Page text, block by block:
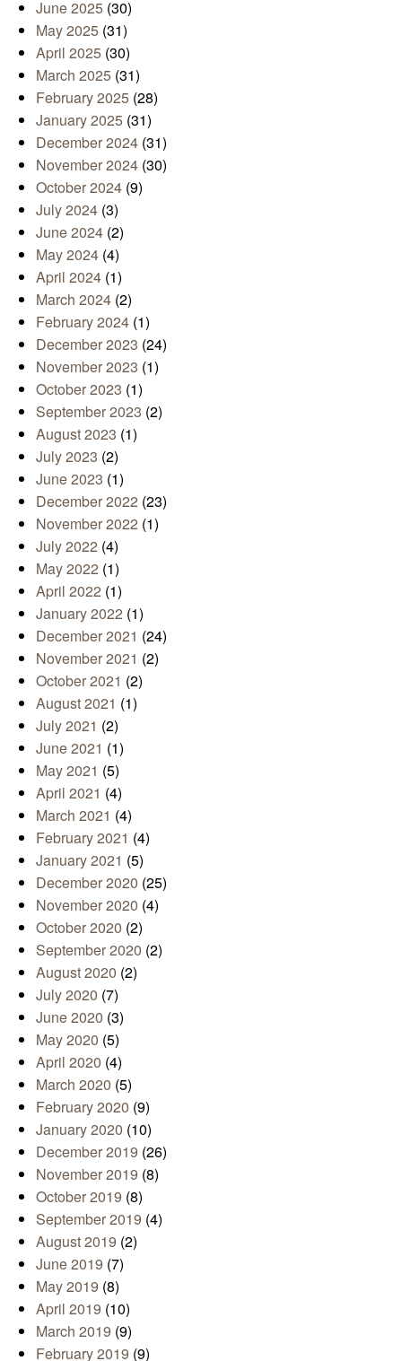
June 2025 (30)
May 2025 (31)
April 2025 (30)
March 2025 (31)
February 2025 (28)
January 2025 (31)
December 2024 (31)
November 2024 (30)
October 2024 (9)
July 2024 (3)
June 2024 (2)
May 2024 (4)
April 2024 (1)
March 2024 (2)
February 2024 (1)
December 2023 (24)
November 2023 (1)
October 2023 (1)
September 2023 (2)
August 2023 (1)
July 2023 (2)
June 2023 (1)
December 2022 (23)
November 2022 (1)
July 2022 (4)
May 2022 (1)
April 2022 (1)
January 2022 (1)
December 2021 (24)
November 2021 (2)
October 2021 (2)
August 2021 (1)
July 2021 (2)
June 2021 (1)
May 2021 (5)
April 2021 (4)
March 2021 (4)
February 2021 (4)
January 2021 (5)
December 2020 (25)
November 2020 (4)
October 2020 (2)
September 2020 (2)
August 2020 (2)
July 2020 (7)
June 2020 (3)
May 2020 (5)
April 2020 (4)
March 2020 (5)
February 2020 (9)
January 2020 (10)
December 2019 (26)
November 2019 (8)
October 2019 (8)
September 2019 (4)
August 2019 (2)
June 2019 (7)
May 2019 (8)
April 2019 (10)
March 2019 (9)
February 2019 (9)